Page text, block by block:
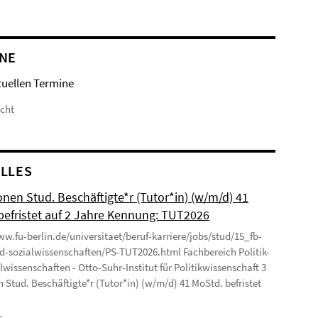
Termine
Stud. Beschäftigte*r (Tutor*in) (w/m/d) 41
auf 2 Jahre Kennung: TUT2026
berlin.de/universitaet/beruf-karriere/jobs/stud/15_fb-
sozialwissenschaften/PS-TUT2026.html Fachbereich Politik-
- Otto-Suhr-Institut für Politikwissenschaft 3
Stud. Beschäftigte*r (Tutor*in) (w/m/d) 41 MoStd. befristet